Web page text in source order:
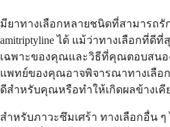
มียาทางเลือกหลายชนิดที่สามารถรั
amitriptyline ได้ แม้ว่าทางเลือกที่
เฉพาะของคุณและวิธีที่คุณตอบสนอ
แพทย์ของคุณอาจพิจารณาทางเลือก
ดีสำหรับคุณหรือทำให้เกิดผลข้างเ
สำหรับภาวะซึมเศร้า ทางเลือกอื่น